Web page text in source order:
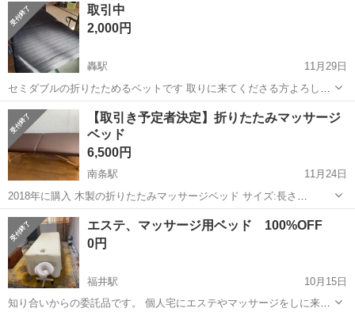
取引中
2,000円
轟駅
11月29日
セミダブルの折りたためるベットです 取りに来てくださる方よろしく
お願いいたします
福井 吉田郡 轟駅 ベッド ダブルベット
【取引き予定者決定】折りたたみマッサージ
ベッド
6,500円
南条駅
11月24日
2018年に購入 木製の折りたたみマッサージベッド サイズ:長さ
185cm✖️幅70cm✖️高さ52〜82cm 10段階調整 クッション厚み:5cm
重量:約14.5kg カラー:ダークブラウン 状態: 5-6回使いまし...
福井 南条郡 ベッド 折りたたみ
エステ、マッサージ用ベッド 100%OFF
0円
福井駅
10月15日
知り合いからの委託品です。 個人宅にエステやマッサージをしに来て